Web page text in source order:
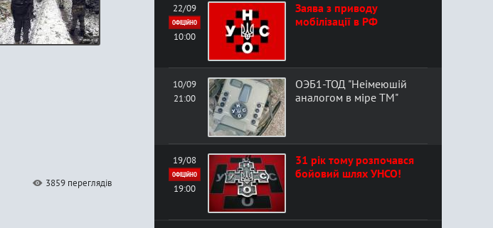
22/09
ОФІЦІЙНО
10:00
Заява з приводу
мобілізації в РФ
10/09
21:00
ОЭБ1-ТОД "Неімеюшій
аналогом в міре ТМ"
19/08
ОФІЦІЙНО
19:00
31 рік тому розпочався
бойовий шлях УНСО!
3859 переглядів